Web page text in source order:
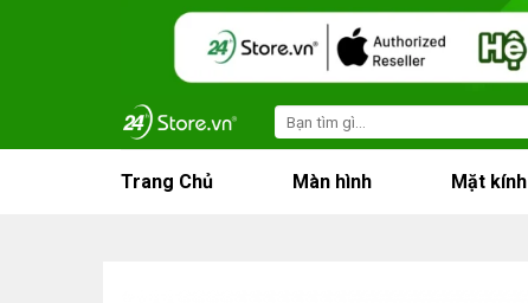
Search
for:
Trang Chủ Màn hình Mặt kính